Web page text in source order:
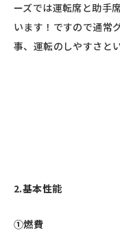
ーズでは運転席と助手
います！ですので通常
事、運転のしやすさと
2.基本性能
①燃費